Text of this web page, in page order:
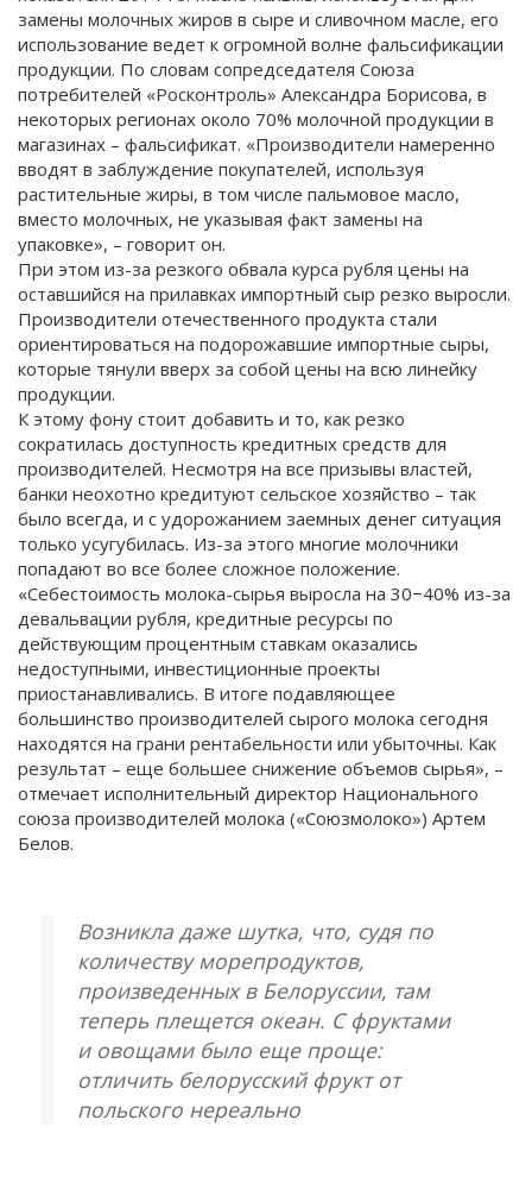
замены молочных жиров в сыре и сливочном масле, его
использование ведет к огромной волне фальсификации
продукции. По словам сопредседателя Союза
потребителей «Росконтроль» Александра Борисова, в
некоторых регионах около 70% молочной продукции в
магазинах – фальсификат. «Производители намеренно
вводят в заблуждение покупателей, используя
растительные жиры, в том числе пальмовое масло,
вместо молочных, не указывая факт замены на
упаковке», – говорит он.
При этом из-за резкого обвала курса рубля цены на
оставшийся на прилавках импортный сыр резко выросли.
Производители отечественного продукта стали
ориентироваться на подорожавшие импортные сыры,
которые тянули вверх за собой цены на всю линейку
продукции.
К этому фону стоит добавить и то, как резко
сократилась доступность кредитных средств для
производителей. Несмотря на все призывы властей,
банки неохотно кредитуют сельское хозяйство – так
было всегда, и с удорожанием заемных денег ситуация
только усугубилась. Из-за этого многие молочники
попадают во все более сложное положение.
«Себестоимость молока-сырья выросла на 30−40% из-за
девальвации рубля, кредитные ресурсы по
действующим процентным ставкам оказались
недоступными, инвестиционные проекты
приостанавливались. В итоге подавляющее
большинство производителей сырого молока сегодня
находятся на грани рентабельности или убыточны. Как
результат – еще большее снижение объемов сырья», –
отмечает исполнительный директор Национального
союза производителей молока («Союзмолоко») Артем
Белов.
Возникла даже шутка, что, судя по
количеству морепродуктов,
произведенных в Белоруссии, там
теперь плещется океан. С фруктами
и овощами было еще проще:
отличить белорусский фрукт от
польского нереально